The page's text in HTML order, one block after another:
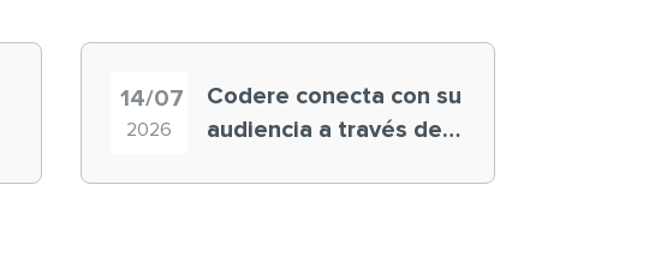
14/07
2026
Codere conecta con su
audiencia a través de